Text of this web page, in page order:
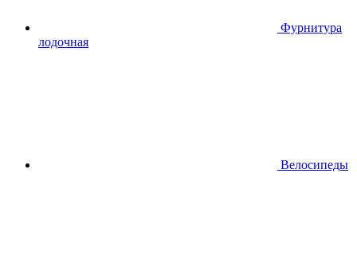
Фурнитура
лодочная
Велосипеды